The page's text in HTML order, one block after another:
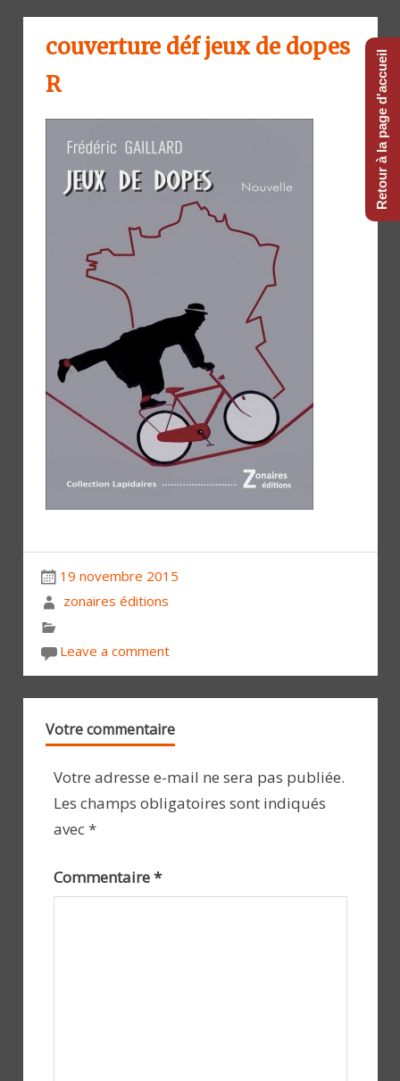
couverture déf jeux de dopes
R
19 novembre 2015
zonaires éditions
Leave a comment
Votre commentaire
Votre adresse e-mail ne sera pas publiée.
Les champs obligatoires sont indiqués
avec*
Commentaire*
Retour à la page d'accueil